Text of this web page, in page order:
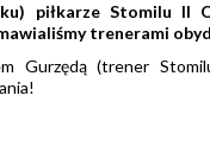
piłkarze Stomilu II
trenerami
Gurzędą (trener